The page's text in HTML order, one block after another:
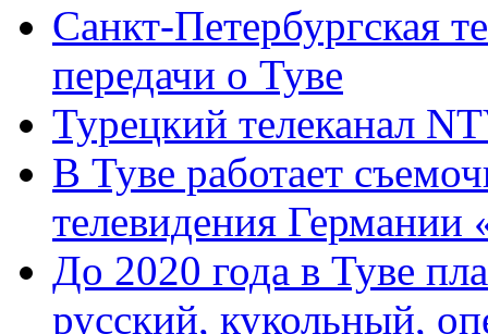
Санкт-Петербургская
передачи о Туве
Турецкий телеканал
В Туве работает
телевидения Германии
До 2020 года в Туве
русский, кукольный,